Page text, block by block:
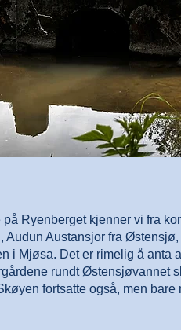
Ryenberget kjenner vi fra
Austansjor fra Østensjø,
i Mjøsa. Det er rimelig å anta
rundt Østensjøvannet
fortsatte også, men bare